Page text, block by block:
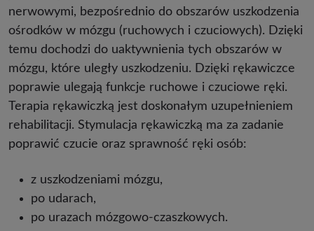
nerwowymi, bezpośrednio do obszarów uszkodzenia
ośrodków w mózgu (ruchowych i czuciowych). Dzięki
temu dochodzi do uaktywnienia tych obszarów w
mózgu, które uległy uszkodzeniu. Dzięki rękawiczce
poprawie ulegają funkcje ruchowe i czuciowe ręki.
Terapia rękawiczką jest doskonałym uzupełnieniem
rehabilitacji. Stymulacja rękawiczką ma za zadanie
poprawić czucie oraz sprawność ręki osób:
z uszkodzeniami mózgu,
po udarach,
po urazach mózgowo-czaszkowych.